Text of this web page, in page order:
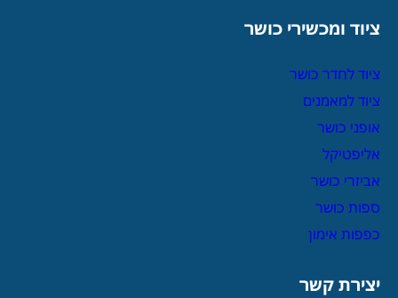
ציוד ומכשירי כושר
ציוד לחדר כושר
ציוד למאמנים
אופני כושר
אליפטיקל
אביזרי כושר
ספות כושר
כפפות אימון
יצירת קשר